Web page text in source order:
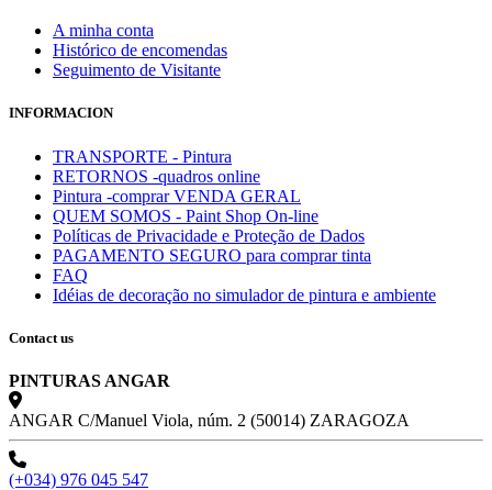
A minha conta
Histórico de encomendas
Seguimento de Visitante
INFORMACION
TRANSPORTE - Pintura
RETORNOS -quadros online
Pintura -comprar VENDA GERAL
QUEM SOMOS - Paint Shop On-line
Políticas de Privacidade e Proteção de Dados
PAGAMENTO SEGURO para comprar tinta
FAQ
Idéias de decoração no simulador de pintura e ambiente
Contact us
PINTURAS ANGAR
ANGAR C/Manuel Viola, núm. 2 (50014) ZARAGOZA
(+034) 976 045 547